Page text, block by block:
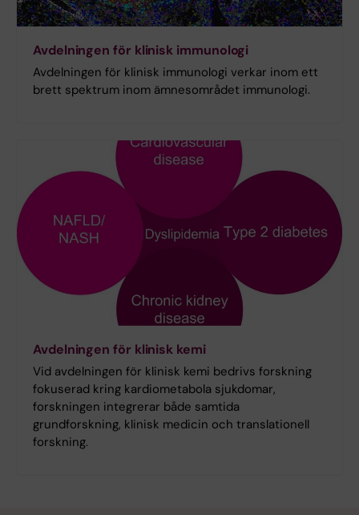
Avdelningen för klinisk immunologi
Avdelningen för klinisk immunologi verkar inom ett
brett spektrum inom ämnesområdet immunologi.
Avdelningen för klinisk kemi
Vid avdelningen för klinisk kemi bedrivs forskning
fokuserad kring kardiometabola sjukdomar,
forskningen integrerar både samtida
grundforskning, klinisk medicin och translationell
forskning.